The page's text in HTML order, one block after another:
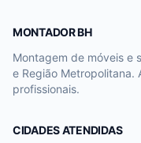
MONTADOR BH
Montagem de móveis e
e Região Metropolitana.
profissionais.
CIDADES ATENDIDAS